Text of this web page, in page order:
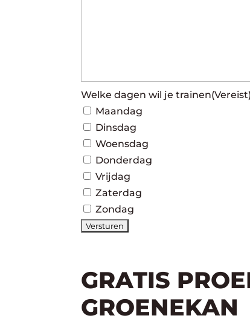
Welke dagen wil je trainen(Vereist)
Maandag
Dinsdag
Woensdag
Donderdag
Vrijdag
Zaterdag
Zondag
GRATIS
GROENEKAN